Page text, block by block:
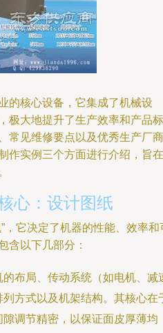
的核心设备，它集成了机械设
极大地提升了生产效率和产品标
常见维修要点以及优秀生产厂商
实例三个方面进行介绍，旨在
心：设计图纸
，它决定了机器的性能、效率和
含以下几部分：
的布局、传动系统（如电机、减
方式以及机架结构。其核心在
调节精密，以保证面皮厚薄均